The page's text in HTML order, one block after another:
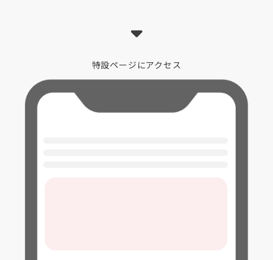
特設ページにアクセス